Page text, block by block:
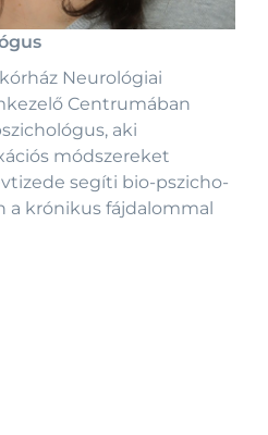
Neurológiai
Centrumában
aki
módszereket
segíti bio-pszicho-
a krónikus fájdalommal